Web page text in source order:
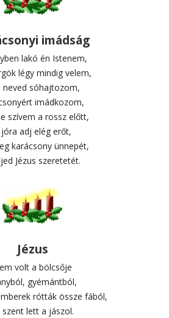
imádság
lakó én Istenem,
légy mindig velem,
neved sóhajtozom,
imádkozom,
szívem a rossz előtt,
adj elég erőt,
karácsony ünnepét,
Jézus szeretetét.
Jézus
volt a bölcsője
gyémántból,
rótták össze fából,
szent lett a jászol.